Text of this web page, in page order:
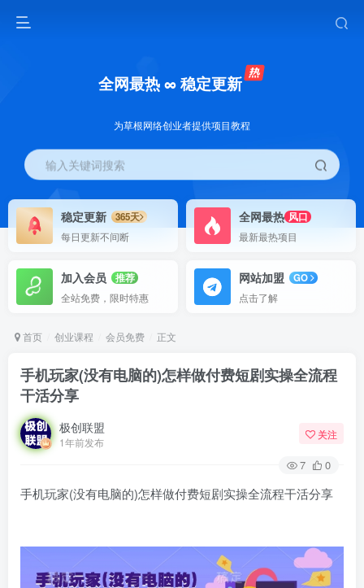
全网最热 ∞ 稳定更新
为草根网络创业者提供项目教程
输入关键词搜索
稳定更新
365天
每日更新不间断
全网最热 风口
最新最热项目
加入会员
推荐
全站免费，限时特惠
网站加盟
GO
点击了解
首页 创业课程 会员免费 正文
手机玩家(没有电脑的)怎样做付费短剧实操全流程
干活分享
极创联盟
1年前发布
关注
7 0
手机玩家(没有电脑的)怎样做付费短剧实操全流程干活分享